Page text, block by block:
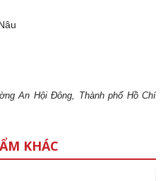
An Hội Đông, Thành phố Hồ Chí
KHÁC